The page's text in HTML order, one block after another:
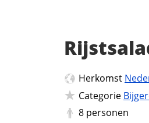
Herkomst
Categorie
8 personen